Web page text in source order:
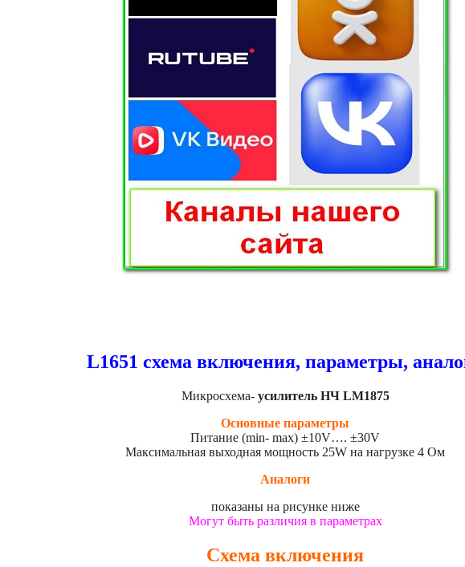
L1651 схема включения, параметры,
Микросхема- усилитель НЧ LM1875
Основные параметры
Питание (min- max) ±10V…. ±30V
Максимальная выходная мощность 25W на нагрузке 4 Ом
Аналоги
показаны на рисунке ниже
Могут быть различия в параметрах
Схема включения